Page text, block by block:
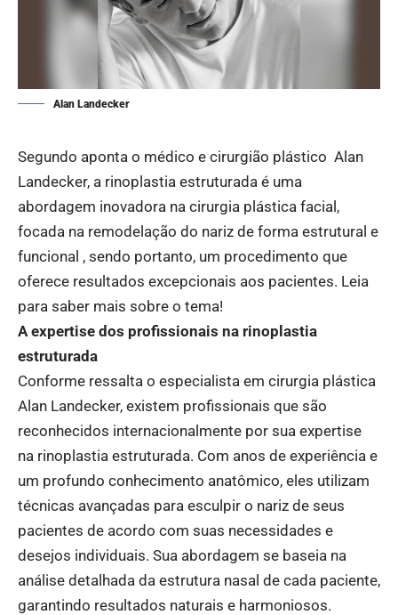
Alan Landecker
Segundo aponta o médico e cirurgião plástico Alan
Landecker, a rinoplastia estruturada é uma
abordagem inovadora na cirurgia plástica facial,
focada na remodelação do nariz de forma estrutural e
funcional , sendo portanto, um procedimento que
oferece resultados excepcionais aos pacientes. Leia
para saber mais sobre o tema!
A expertise dos profissionais na rinoplastia
estruturada
Conforme ressalta o especialista em cirurgia plástica
Alan Landecker, existem profissionais que são
reconhecidos internacionalmente por sua expertise
na rinoplastia estruturada. Com anos de experiência e
um profundo conhecimento anatômico, eles utilizam
técnicas avançadas para esculpir o nariz de seus
pacientes de acordo com suas necessidades e
desejos individuais. Sua abordagem se baseia na
análise detalhada da estrutura nasal de cada paciente,
garantindo resultados naturais e harmoniosos.